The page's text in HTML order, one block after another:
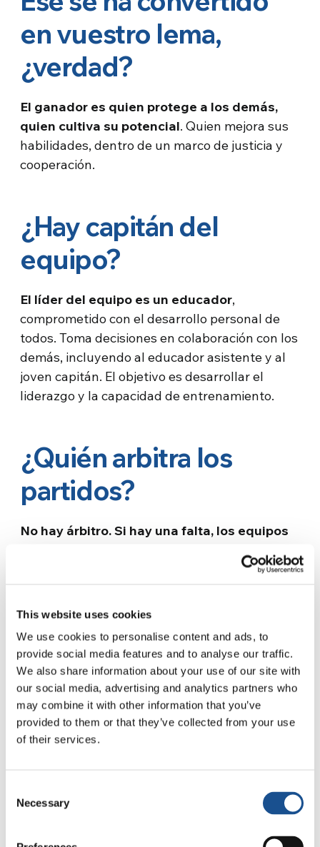
This website uses cookies
We use cookies to personalise content and ads, to
provide social media features and to analyse our traffic.
We also share information about your use of our site with
our social media, advertising and analytics partners who
may combine it with other information that you’ve
provided to them or that they’ve collected from your use
of their services.
Selection
Necessary
en vuestro lema,
¿verdad?
El ganador es quien protege a los demás,
quien cultiva su potencial. Quien mejora sus
habilidades, dentro de un marco de justicia y
cooperación.
¿Hay capitán del
equipo?
El líder del equipo es un educador,
comprometido con el desarrollo personal de
todos. Toma decisiones en colaboración con los
demás, incluyendo al educador asistente y al
joven capitán. El objetivo es desarrollar el
liderazgo y la capacidad de entrenamiento.
¿Quién arbitra los
partidos?
No hay árbitro. Si hay una falta, los equipos
. Es un gran ejercicio de democracia y
Ganar o perder no es culpa del árbitro, quien,
expiatorio.
¿Alguna otra regla?
Ningún jugador puede marcar más de tres
también está bien dejar que otros marquen. No